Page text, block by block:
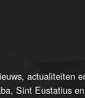
actualiteiten
Sint Eustatius